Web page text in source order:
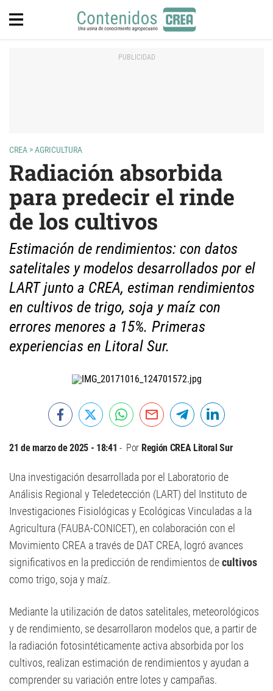
CREA >AGRICULTURA
Radiación absorbida
para predecir el rinde
de los cultivos
Estimación de rendimientos: con datos
satelitales y modelos desarrollados por el
LART junto a CREA, estiman rendimientos
en cultivos de trigo, soja y maíz con
errores menores a 15%. Primeras
experiencias en Litoral Sur.
21 de marzo de 2025 - 18:41 Por Región CREA Litoral Sur
Una investigación desarrollada por el Laboratorio de
Análisis Regional y Teledetección (LART) del Instituto de
Investigaciones Fisiológicas y Ecológicas Vinculadas a la
Agricultura (FAUBA-CONICET), en colaboración con el
Movimiento CREA a través de DAT CREA, logró avances
significativos en la predicción de rendimientos decultivos
como trigo, soja y maíz.
Mediante la utilización de datos satelitales, meteorológicos
y de rendimiento, se desarrollaron modelos que, a partir de
la radiación fotosintéticamente activa absorbida por los
cultivos, realizan estimación de rendimientos y ayudan a
comprender su variación entre lotes y campañas.